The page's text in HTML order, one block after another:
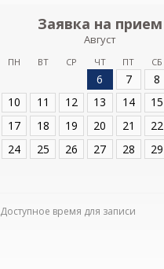
Заявка на прием
Август
ПН ВТ СР ЧТ ПТ СБ
6 7 8
10
11 12 13 14 15
17
18 19 20 21 22
24
25 26 27 28 29
Доступное время для записи